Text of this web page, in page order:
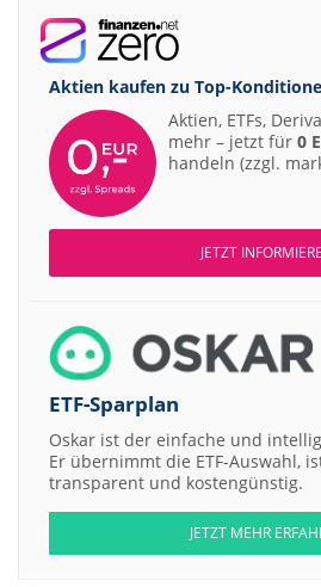
Aktien kaufen zu Top-
Aktien, ETFs,
mehr – jetzt für 0
handeln (zzgl.
JETZT
ETF-Sparplan
Oskar ist der einfache und
Er übernimmt die ETF-Auswahl,
transparent und kostengünstig.
JETZT MEHR